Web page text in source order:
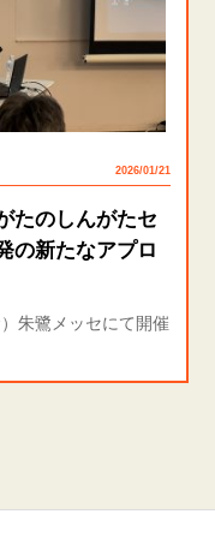
2026/01/21
たのしんがたセ
の新たなアプロ
朱鷺メッセにて開催